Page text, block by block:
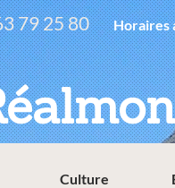
79 25 80 Horaires
Culture